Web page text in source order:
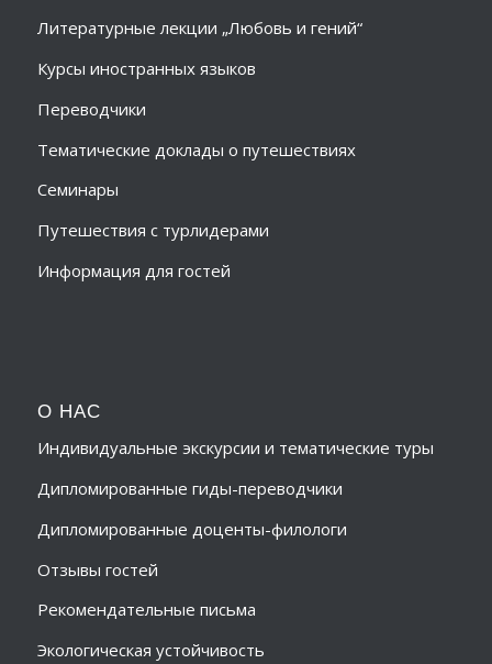
Литературные лекции „Любовь и гений“
Курсы иностранных языков
Переводчики
Тематические доклады о путешествиях
Семинары
Путешествия с турлидерами
Информация для гостей
О НАС
Индивидуальные экскурсии и тематические туры
Дипломированные гиды-переводчики
Дипломированные доценты-филологи
Отзывы гостей
Рекомендательные письма
Экологическая устойчивость